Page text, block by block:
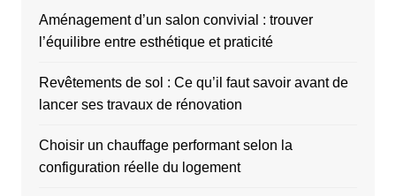
Aménagement d’un salon convivial : trouver
l’équilibre entre esthétique et praticité
Revêtements de sol : Ce qu’il faut savoir avant de
lancer ses travaux de rénovation
Choisir un chauffage performant selon la
configuration réelle du logement